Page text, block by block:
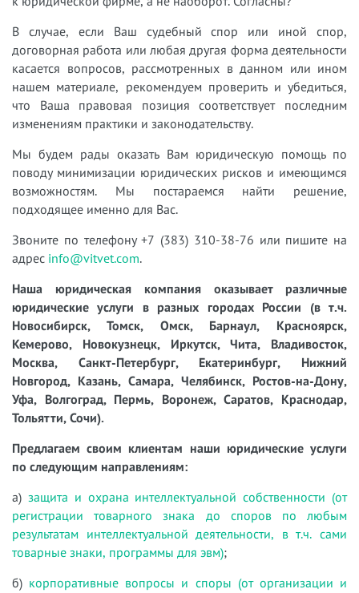
В случае, если Ваш судебный спор или иной спор,
договорная работа или любая другая форма деятельности
касается вопросов, рассмотренных в данном или ином
нашем материале, рекомендуем проверить и убедиться,
что Ваша правовая позиция соответствует последним
изменениям практики и законодательству.
Мы будем рады оказать Вам юридическую помощь по
поводу минимизации юридических рисков и имеющимся
возможностям. Мы постараемся найти решение,
подходящее именно для Вас.
Звоните по телефону +7 (383) 310-38-76 или пишите на
адрес info@vitvet.com.
Наша юридическая компания оказывает различные
юридические услуги в разных городах России (в т.ч.
Новосибирск, Томск, Омск, Барнаул, Красноярск,
Кемерово, Новокузнецк, Иркутск, Чита, Владивосток,
Москва, Санкт-Петербург, Екатеринбург, Нижний
Новгород, Казань, Самара, Челябинск, Ростов-на-Дону,
Уфа, Волгоград, Пермь, Воронеж, Саратов, Краснодар,
Тольятти, Сочи).
Предлагаем своим клиентам наши юридические услуги
по следующим направлениям:
а) защита и охрана интеллектуальной собственности (от
регистрации товарного знака до споров по любым
результатам интеллектуальной деятельности, в т.ч. сами
товарные знаки, программы для эвм);
б) корпоративные вопросы и споры (от организации и